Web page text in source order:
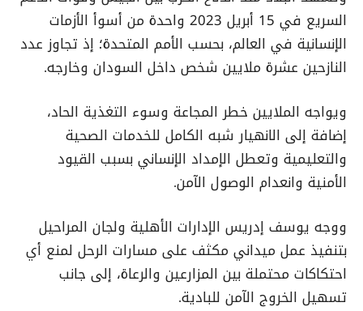
السريع في 15 أبريل 2023 واحدة من أسوأ الأزمات
الإنسانية في العالم، بحسب الأمم المتحدة؛ إذ تجاوز عدد
النازحين عشرة ملايين شخص داخل السودان وخارجه.
ويواجه الملايين خطر المجاعة وسوء التغذية الحاد،
إضافة إلى الانهيار شبه الكامل للخدمات الصحية
والتعليمية وتعطل الإمداد الإنساني بسبب القيود
الأمنية وانعدام الوصول الآمن.
ووجه يوسف إدريس الإدارات الأهلية ولجان المراحيل
بتنفيذ عمل ميداني مكثف على مسارات الرحل لمنع أي
احتكاكات محتملة بين المزارعين والرعاة، إلى جانب
تسهيل الخروج الآمن للبادية.